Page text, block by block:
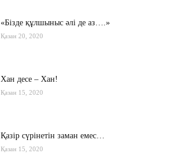
«Бізде құлшыныс әлі де аз….»
Қазан 20, 2020
Хан десе – Хан!
Қазан 15, 2020
Қазір сүрінетін заман емес…
Қазан 15, 2020